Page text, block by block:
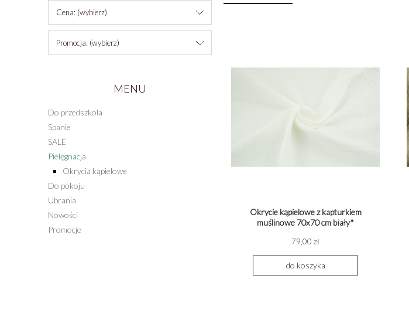
Cena: (wybierz)
Promocja: (wybierz)
MENU
Do przedszkola
Spanie
SALE
Pielęgnacja
Okrycia kąpielowe
Do pokoju
Ubrania
Nowości
Promocje
Okrycie kąpielowe z kapturkiem
muślinowe 70x70 cm biały*
79,00 zł
do koszyka